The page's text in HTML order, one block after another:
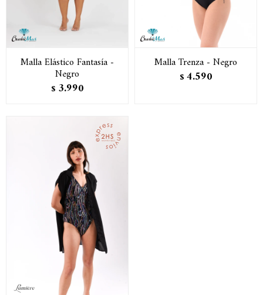
Malla Elástico Fantasía -
Negro
$ 3.990
Malla Trenza - Negro
$ 4.590